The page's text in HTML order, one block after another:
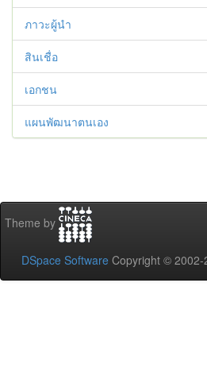
ภาวะผู้นำ
สินเชื่อ
เอกชน
แผนพัฒนาตนเอง
Theme by
DSpace Software Copyright © 2002-